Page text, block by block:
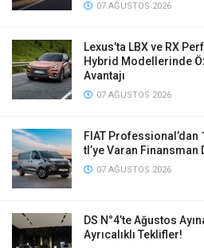
07 AĞUSTOS 2026
Lexus’ta LBX ve RX
Hybrid Modellerinde
Avantajı
07 AĞUSTOS 2026
FIAT Professional’dan
tl’ye Varan Finansman
07 AĞUSTOS 2026
DS N°4’te Ağustos
Ayrıcalıklı Teklifler!